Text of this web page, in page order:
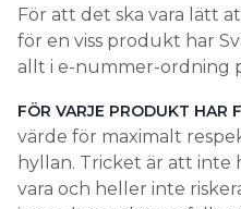
För att det ska vara lätt
för en viss produkt har
allt i e-nummer-ordning
FÖR VARJE PRODUKT HAR
värde för maximalt
hyllan. Tricket är att inte
vara och heller inte